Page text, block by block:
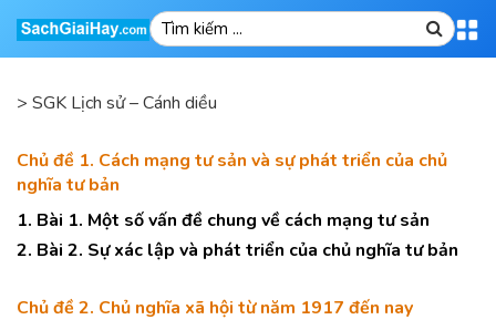
> SGK Lịch sử – Cánh diều
Chủ đề 1. Cách mạng tư sản và sự phát triển của chủ
nghĩa tư bản
1. Bài 1. Một số vấn đề chung về cách mạng tư sản
2. Bài 2. Sự xác lập và phát triển của chủ nghĩa tư bản
Chủ đề 2. Chủ nghĩa xã hội từ năm 1917 đến nay